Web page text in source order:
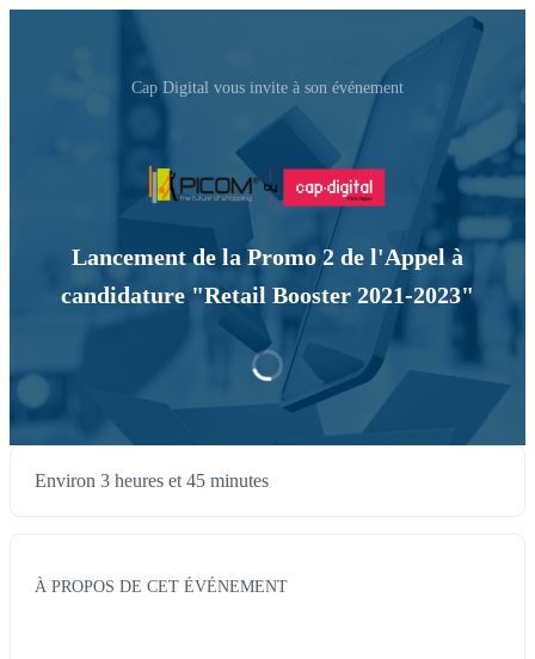
Cap Digital vous invite à son événement
Lancement de la Promo 2 de l'Appel à
candidature "Retail Booster 2021-2023"
Environ 3 heures et 45 minutes
À PROPOS DE CET ÉVÉNEMENT